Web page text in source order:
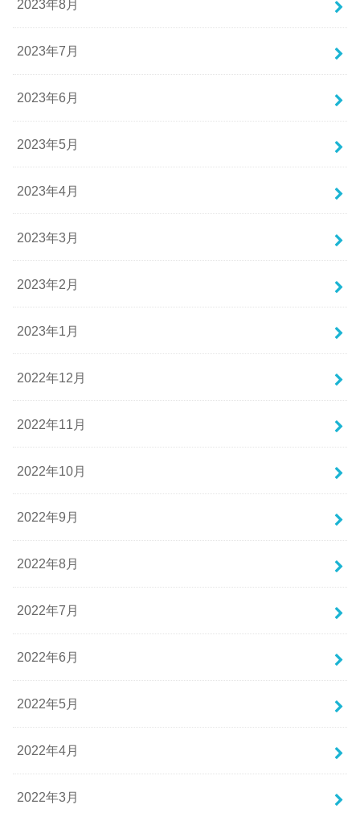
2023年8月
2023年7月
2023年6月
2023年5月
2023年4月
2023年3月
2023年2月
2023年1月
2022年12月
2022年11月
2022年10月
2022年9月
2022年8月
2022年7月
2022年6月
2022年5月
2022年4月
2022年3月